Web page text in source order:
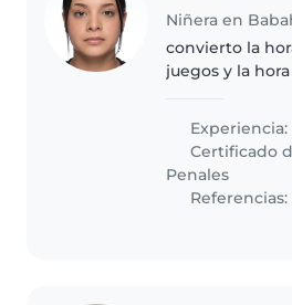
Niñera en
convierto la
juegos y la
Experiencia:
Certificado
Penales
Referencias: